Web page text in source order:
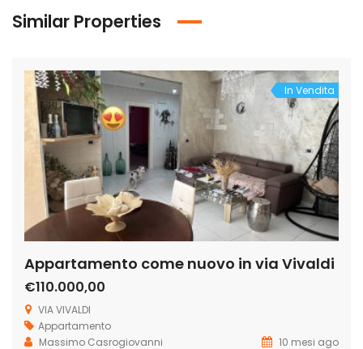
Similar Properties
In Vendita
Appartamento come nuovo in via Vivaldi
€110.000,00
VIA VIVALDI
Appartamento
Massimo Casrogiovanni
10 mesi ago